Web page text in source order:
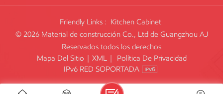
Friendly Links : Kitchen Cabinet
© 2026 Material de construcción Co., Ltd de Guangzhou AJ
Reservados todos los derechos
Mapa Del Sitio | XML |
Política De Privacidad
IPv6 RED SOPORTADA